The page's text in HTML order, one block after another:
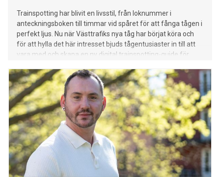
Trainspotting har blivit en livsstil, från loknummer i
anteckningsboken till timmar vid spåret för att fånga tågen i
perfekt ljus. Nu när Västtrafiks nya tåg har börjat köra och
för att hylla det här intresset bjuds tågentusiaster in till att
vara med och skapa en ny digital trainspotting-guide för